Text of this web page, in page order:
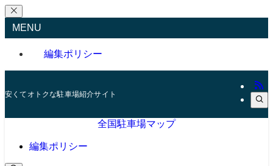
MENU
編集ポリシー
安くてオトクな駐車場紹介サイト
全国駐車場マップ
編集ポリシー